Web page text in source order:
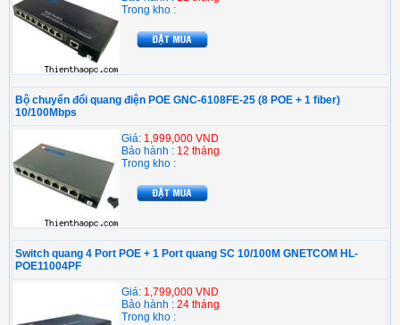
Trong kho :
Bộ chuyển đổi quang điện POE GNC-6108FE-25 (8 POE + 1 fiber)
10/100Mbps
Giá: 1,999,000 VND
Bảo hành : 12 tháng
Trong kho :
Switch quang 4 Port POE + 1 Port quang SC 10/100M GNETCOM HL-
POE11004PF
Giá: 1,799,000 VND
Bảo hành : 24 tháng
Trong kho :